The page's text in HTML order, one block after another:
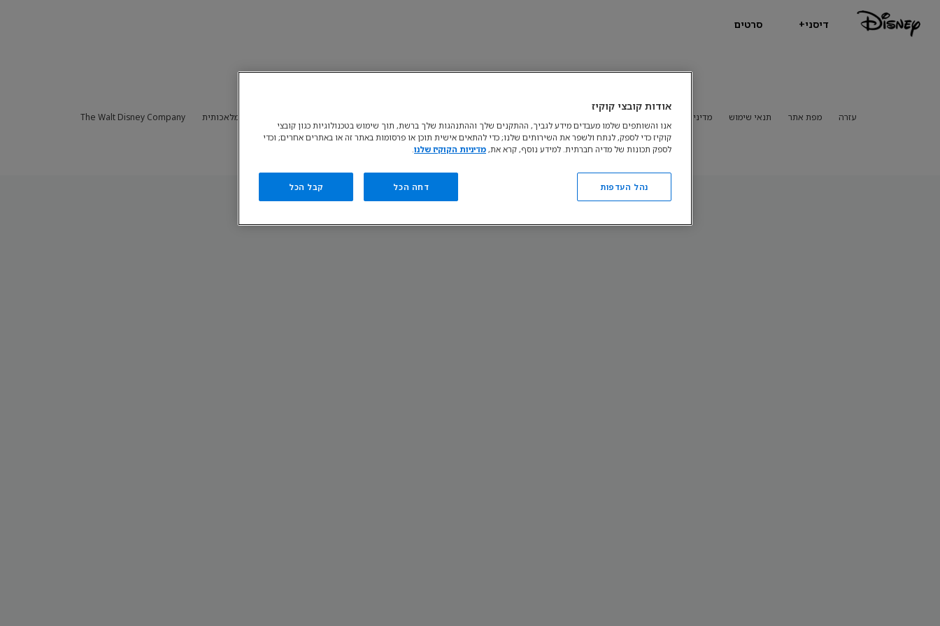
דיסני+ סרטים
עזרה מפת אתר תנאי שימוש מדיניות פרטיות התנגדות לשימוש הקשור בבינה מלאכותית The Walt Disney Company
© קבוצת דיסני. כל הזכויות שמורות.
אודות קובצי קוקיז
אנו והשותפים שלמו מעבדים מידע לגביך, ההתקנים שלך וההתנהגות שלך ברשת, תוך שימוש בטכנולוגיות כגון קובצי
קוקיז כדי לספק, לנתח ולשפר את השירותים שלנו; כדי להתאים אישית תוכן או פרסומות באתר זה או באתרים אחרים; וכדי
לספק תכונות של מדיה חברתית. למידע נוסף, קרא את, מדיניות הקוקיז שלנו.
נהל העדפות דחה הכל קבל הכל